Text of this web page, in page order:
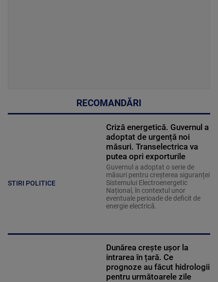
RECOMANDĂRI
STIRI POLITICE
Criză energetică. Guvernul a
adoptat de urgență noi
măsuri. Transelectrica va
putea opri exporturile
Guvernul a adoptat o serie de
măsuri pentru creșterea siguranței
Sistemului Electroenergetic
Național, în contextul unor
eventuale perioade de deficit de
energie electrică.
Dunărea crește ușor la
intrarea în țară. Ce
prognoze au făcut hidrologii
pentru următoarele zile